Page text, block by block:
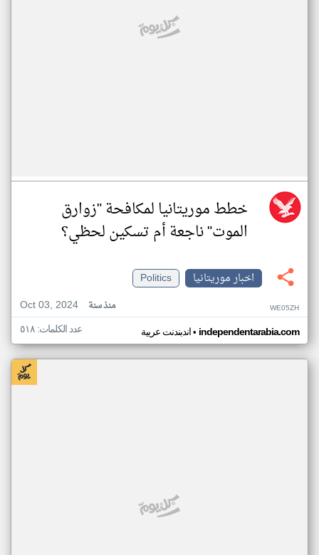
خطط موريتانيا لمكافحة "زوارق
الموت" ناجعة أم تسكين لحظي؟
اخبار موريتانيا
Politics
Oct 03, 2024
منذ سنة WE05ZH
اندبندنت عربية• independentarabia.com عدد الكلمات: ٥١٨